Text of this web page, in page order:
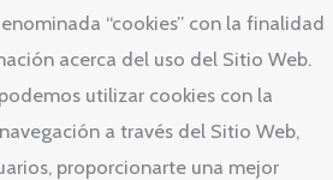
“cookies” con la finalidad
acerca del uso del Sitio Web.
utilizar cookies con la
a través del Sitio Web,
proporcionarte una mejor